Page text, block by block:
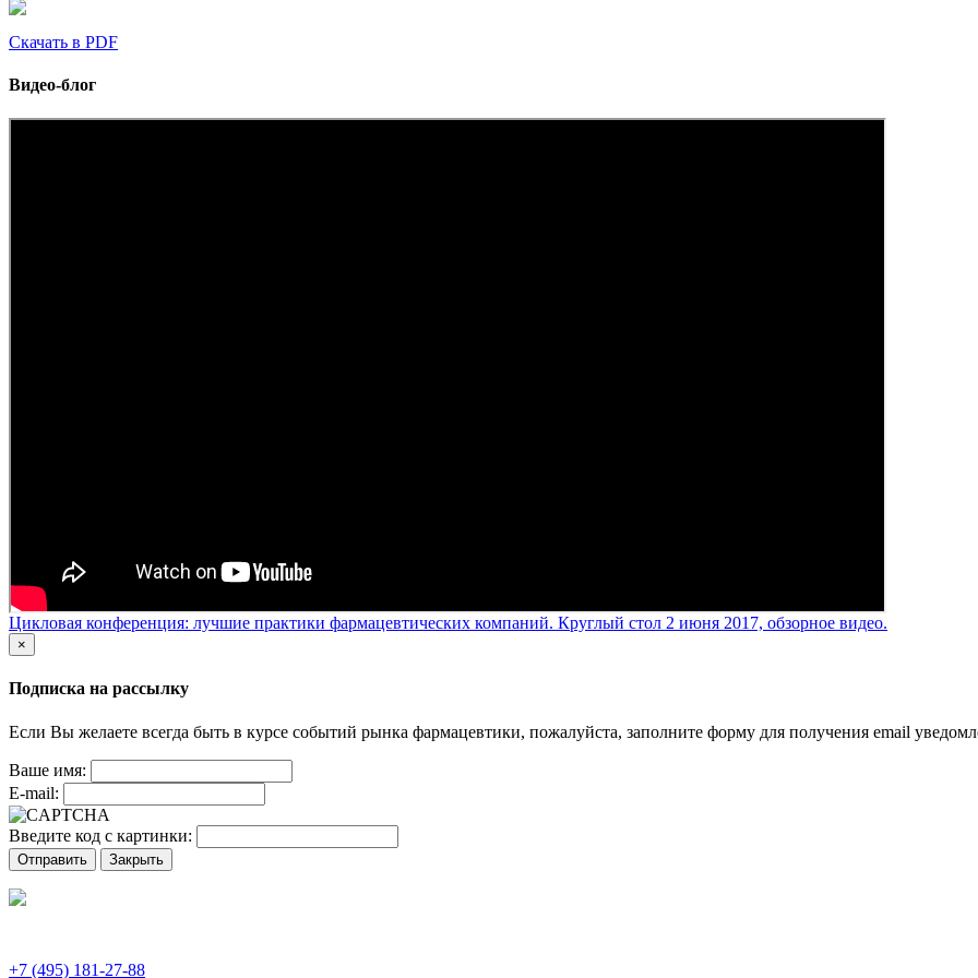
Скачать в PDF
Видео-блог
Цикловая конференция: лучшие практики фармацевтических компаний. Круглый стол 2 июня 2017, обзорное видео.
×
Подписка на рассылку
Если Вы желаете всегда быть в курсе событий рынка фармацевтики, пожалуйста, заполните форму для получения email
Ваше имя:
E-mail:
Введите код с картинки:
Отправить Закрыть
+7 (495) 181-27-88